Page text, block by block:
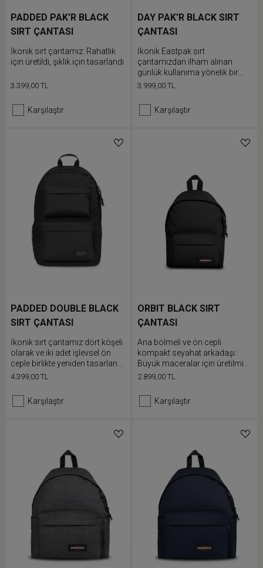
PADDED PAK'R BLACK
SIRT ÇANTASI
İkonik sırt çantamız: Rahatlık
için üretildi, şıklık için tasarlandı
3.399,00 TL
Karşılaştır
DAY PAK'R BLACK SIRT
ÇANTASI
İkonik Eastpak sırt
çantamızdan ilham alınan
günlük kullanıma yönelik bir
modeldir. Padded Pak'r sırt
bilgisayar bölmesi, fermuarlı
arka güvenlik cebi ve çok işlevli
3.999,00 TL
Karşılaştır
PADDED DOUBLE BLACK
SIRT ÇANTASI
İkonik sırt çantamız dört köşeli
olarak ve iki adet işlevsel ön
ceple birlikte yeniden tasarlandı.
Tek renk tasarımlı bu çantanın
bilgisayar cebi ve şişe cebi
yanınızdan ayırmak
4.399,00 TL
Karşılaştır
ORBIT BLACK SIRT
ÇANTASI
Ana bölmeli ve ön cepli
kompakt seyahat arkadaşı:
Büyük maceralar için üretilmiş
mini çanta.
2.899,00 TL
Karşılaştır